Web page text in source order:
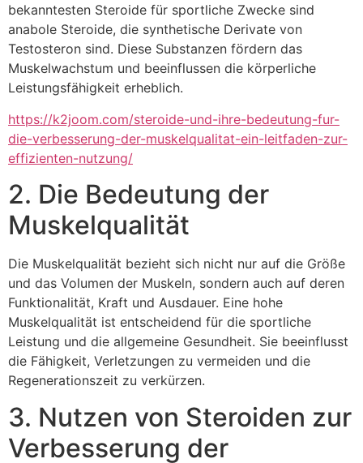
bekanntesten Steroide für sportliche Zwecke sind
anabole Steroide, die synthetische Derivate von
Testosteron sind. Diese Substanzen fördern das
Muskelwachstum und beeinflussen die körperliche
Leistungsfähigkeit erheblich.
https://k2joom.com/steroide-und-ihre-bedeutung-fur-
die-verbesserung-der-muskelqualitat-ein-leitfaden-zur-
effizienten-nutzung/
2. Die Bedeutung der
Muskelqualität
Die Muskelqualität bezieht sich nicht nur auf die Größe
und das Volumen der Muskeln, sondern auch auf deren
Funktionalität, Kraft und Ausdauer. Eine hohe
Muskelqualität ist entscheidend für die sportliche
Leistung und die allgemeine Gesundheit. Sie beeinflusst
die Fähigkeit, Verletzungen zu vermeiden und die
Regenerationszeit zu verkürzen.
3. Nutzen von Steroiden zur
Verbesserung der